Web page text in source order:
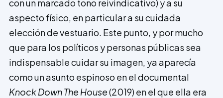
con un marcado tono reivindicativo) y a su
aspecto físico, en particular a su cuidada
elección de vestuario. Este punto, y por mucho
que para los políticos y personas públicas sea
indispensable cuidar su imagen, ya aparecía
como un asunto espinoso en el documental
Knock Down The House(2019) en el que ella era